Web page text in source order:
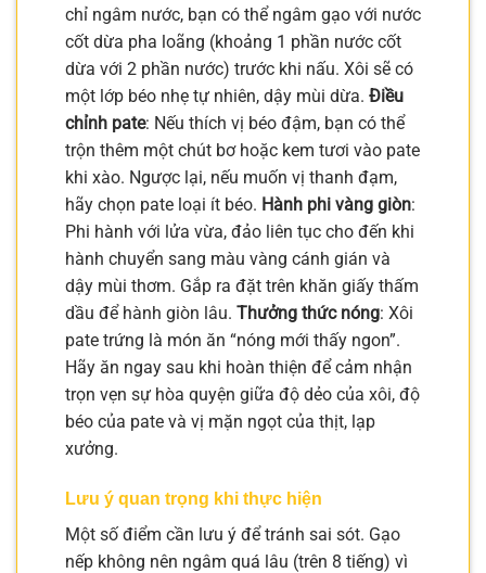
chỉ ngâm nước, bạn có thể ngâm gạo với nước
cốt dừa pha loãng (khoảng 1 phần nước cốt
dừa với 2 phần nước) trước khi nấu. Xôi sẽ có
một lớp béo nhẹ tự nhiên, dậy mùi dừa. Điều
chỉnh pate: Nếu thích vị béo đậm, bạn có thể
trộn thêm một chút bơ hoặc kem tươi vào pate
khi xào. Ngược lại, nếu muốn vị thanh đạm,
hãy chọn pate loại ít béo. Hành phi vàng giòn:
Phi hành với lửa vừa, đảo liên tục cho đến khi
hành chuyển sang màu vàng cánh gián và
dậy mùi thơm. Gắp ra đặt trên khăn giấy thấm
dầu để hành giòn lâu. Thưởng thức nóng: Xôi
pate trứng là món ăn “nóng mới thấy ngon”.
Hãy ăn ngay sau khi hoàn thiện để cảm nhận
trọn vẹn sự hòa quyện giữa độ dẻo của xôi, độ
béo của pate và vị mặn ngọt của thịt, lạp
xưởng.
Lưu ý quan trọng khi thực hiện
Một số điểm cần lưu ý để tránh sai sót. Gạo
nếp không nên ngâm quá lâu (trên 8 tiếng) vì